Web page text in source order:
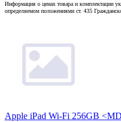
Информация о ценах товара и комплектации
определяемом положениями ст. 435
Apple iPad Wi-Fi 256GB